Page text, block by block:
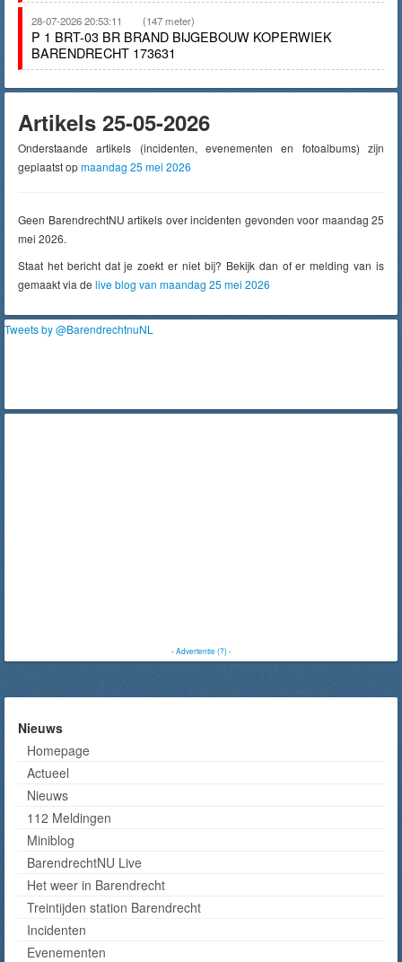
28-07-2026 20:53:11 (147 meter)
P 1 BRT-03 BR BRAND BIJGEBOUW KOPERWIEK
BARENDRECHT 173631
Artikels 25-05-2026
Onderstaande artikels (incidenten, evenementen en fotoalbums) zijn
geplaatst opmaandag 25 mei 2026
Geen BarendrechtNU artikels over incidenten gevonden voor maandag 25
mei 2026.
Staat het bericht dat je zoekt er niet bij? Bekijk dan of er melding van is
gemaakt via de live blog van maandag 25 mei 2026
Tweets by @BarendrechtnuNL
-Advertentie (?)-
Nieuws
Homepage
Actueel
Nieuws
112 Meldingen
Miniblog
BarendrechtNU Live
Het weer in Barendrecht
Treintijden station Barendrecht
Incidenten
Evenementen